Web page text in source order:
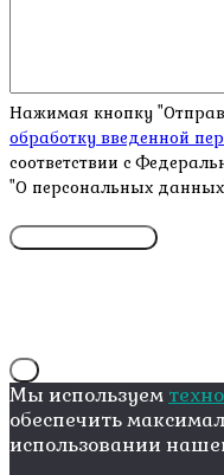
Нажимая кнопку
обработку введенной
соответствии с
"О персональных
Мы используем
обеспечить
использовании